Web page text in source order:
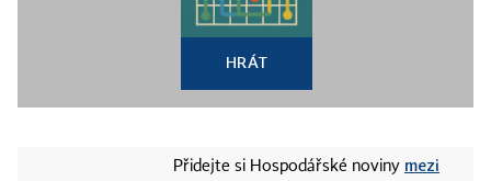
HRÁT
Přidejte si Hospodářské noviny mezi